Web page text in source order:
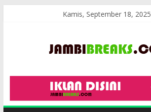
Kamis, September 18, 2025
JambiBreaks